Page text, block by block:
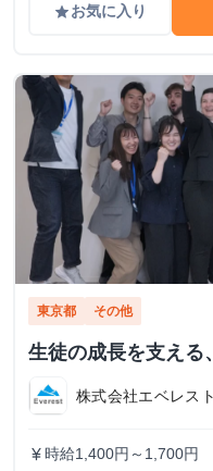
gradeお気に入り
東京都 その他
生徒の成長を支える
株式会社エベレスト
currency_yen 時給1,400円～1,700円